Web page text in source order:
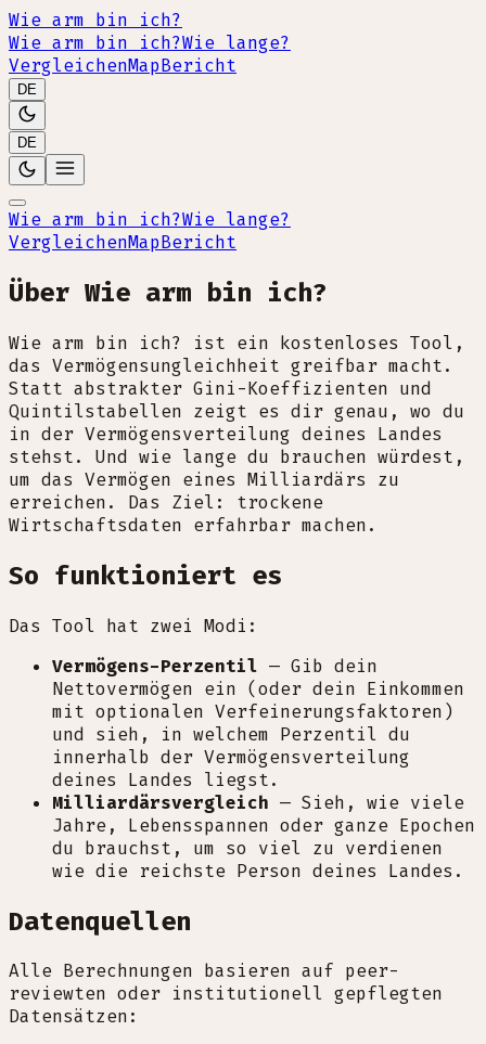
Wie arm bin ich?
Wie arm bin ich?Wie lange?
VergleichenMapBericht
DE
DE
Wie arm bin ich?Wie lange?
VergleichenMapBericht
Über Wie arm bin ich?
Wie arm bin ich? ist ein kostenloses Tool,
das Vermögensungleichheit greifbar macht.
Statt abstrakter Gini-Koeffizienten und
Quintilstabellen zeigt es dir genau, wo du
in der Vermögensverteilung deines Landes
stehst. Und wie lange du brauchen würdest,
um das Vermögen eines Milliardärs zu
erreichen. Das Ziel: trockene
Wirtschaftsdaten erfahrbar machen.
So funktioniert es
Das Tool hat zwei Modi:
Vermögens-Perzentil — Gib dein
Nettovermögen ein (oder dein Einkommen
mit optionalen Verfeinerungsfaktoren)
und sieh, in welchem Perzentil du
innerhalb der Vermögensverteilung
deines Landes liegst.
Milliardärsvergleich — Sieh, wie viele
Jahre, Lebensspannen oder ganze Epochen
du brauchst, um so viel zu verdienen
wie die reichste Person deines Landes.
Datenquellen
Alle Berechnungen basieren auf peer-
reviewten oder institutionell gepflegten
Datensätzen: